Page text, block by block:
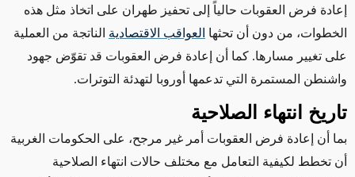
إعادة فرض العقوبات حالياً إلى تحفيز طهران على اتخاذ مثل هذه
الخطوات، من دون أن تحثها العواقب الاقتصادية الناتجة من العملية
على تغيير مسارها. كما أن إعادة فرض العقوبات قد تقوّض جهود
واشنطن المستمرة التي تدعمها أوروبا لتهدئة التوترات.
تاريخ انتهاء الصلاحية
بما أن إعادة فرض العقوبات أمر غير مرجح، على الحكومات الغربية
أن تخطط لكيفية التعامل مع مختلف حالات انتهاء الصلاحية